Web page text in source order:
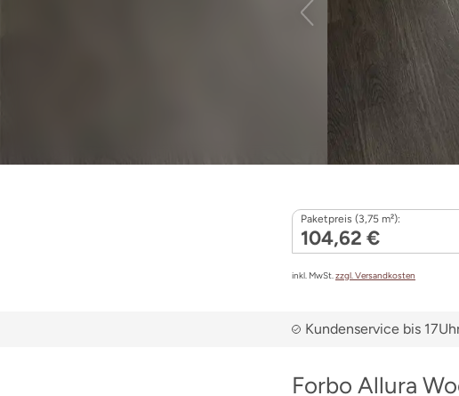
Paketpreis (3,75 m²):
104,62 €
inkl. MwSt.zzgl. Versandkosten
Kundenservice bis
Forbo Allura